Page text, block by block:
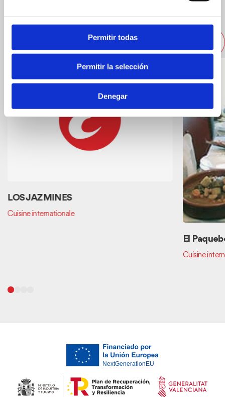
Permitir todas
Permitir la selección
Denegar
Autres restaurants à proximité
LOS JAZMINES
Cuisine internationale
El
Cuisine